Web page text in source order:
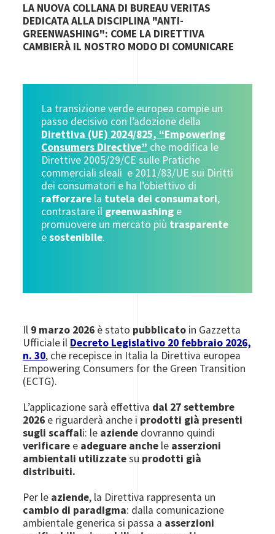
LA NUOVA COLLANA DI BUREAU VERITAS
DEDICATA ALLA DISCIPLINA "ANTI-
GREENWASHING": COME LA DIRETTIVA
CAMBIERÀ IL NOSTRO MODO DI COMUNICARE
La transizione verde europea compie un
passo decisivo con l’adozione della
Direttiva (UE) 2024/825, “Empowering
Consumers Directive” che modifica le
Direttive 2005/29/CE sulle Pratiche
commerciali sleali e 2011/83/UE sui Diritti
dei consumatori e ha l’obiettivo di
rafforzare la tutela dei consumatori,
contrastare il greenwashing e
promuovere un mercato più trasparente
esostenibile.
Il 9 marzo 2026 è stato pubblicato in Gazzetta
Ufficiale il Decreto Legislativo 20 febbraio 2026,
n. 30, che recepisce in Italia la Direttiva europea
Empowering Consumers for the Green Transition
(ECTG).
L’applicazione sarà effettiva dal 27 settembre
2026 e riguarderà anche i prodotti già presenti
sugli scaffali: le aziende dovranno quindi
verificare e adeguare anche le asserzioni
ambientali utilizzatesu prodotti già
distribuiti.
Per le aziende, la Direttiva rappresenta un
cambio di paradigma: dalla comunicazione
ambientale generica si passa a asserzioni